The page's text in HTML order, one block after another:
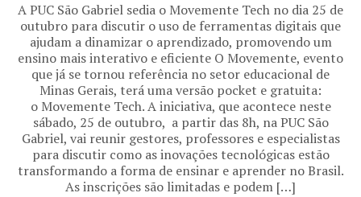
A PUC São Gabriel sedia o Movemente Tech no dia 25 de
outubro para discutir o uso de ferramentas digitais que
ajudam a dinamizar o aprendizado, promovendo um
ensino mais interativo e eficiente O Movemente, evento
que já se tornou referência no setor educacional de
Minas Gerais, terá uma versão pocket e gratuita:
o Movemente Tech. A iniciativa, que acontece neste
sábado, 25 de outubro, a partir das 8h, na PUC São
Gabriel, vai reunir gestores, professores e especialistas
para discutir como as inovações tecnológicas estão
transformando a forma de ensinar e aprender no Brasil.
As inscrições são limitadas e podem […]